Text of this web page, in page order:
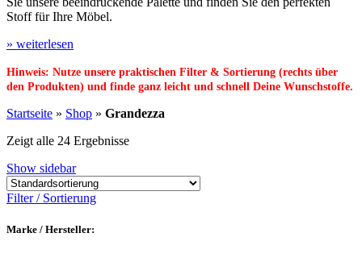
Stoff für Ihre Möbel.
» weiterlesen
Hinweis: Nutze unsere praktischen Filter & Sortierung (rechts über
den Produkten) und finde ganz leicht und schnell Deine Wunschstoffe.
Startseite » Shop » Grandezza
Zeigt alle 24 Ergebnisse
Show sidebar
Filter / Sortierung
Marke / Hersteller: